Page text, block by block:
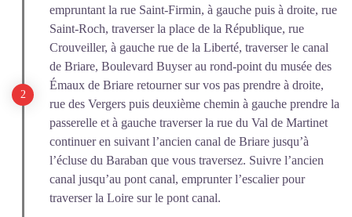
empruntant la rue Saint-Firmin, à gauche puis à droite, rue
Saint-Roch, traverser la place de la République, rue
Crouveiller, à gauche rue de la Liberté, traverser le canal
de Briare, Boulevard Buyser au rond-point du musée des
Émaux de Briare retourner sur vos pas prendre à droite,
rue des Vergers puis deuxième chemin à gauche prendre la
passerelle et à gauche traverser la rue du Val de Martinet
continuer en suivant l’ancien canal de Briare jusqu’à
l’écluse du Baraban que vous traversez. Suivre l’ancien
canal jusqu’au pont canal, emprunter l’escalier pour
traverser la Loire sur le pont canal.